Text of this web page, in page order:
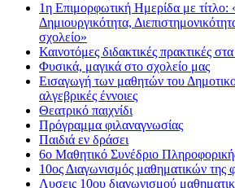
1η Επιμορφωτική Ημερίδα με τίτλο:
Δημιουργικότητα,
σχολείο»
Καινοτόμες διδακτικές πρακτικές
Φυσικά, μαγικά στο σχολείο μας
Εισαγωγή των μαθητών του
αλγεβρικές έννοιες
Θεατρικό παιχνίδι
Πρόγραμμα φιλαναγνωσίας
Παιδιά εν δράσει
6ο Μαθητικό Συνέδριο
10ος Διαγωνισμός μαθηματικών της
Λυσεις 10ου διαγωνισμού